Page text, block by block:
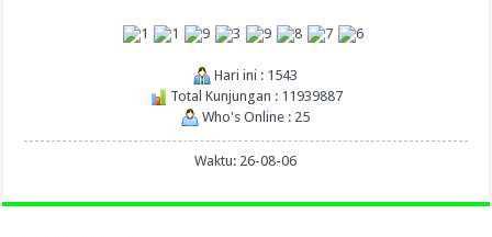
Hari ini : 1543
Total Kunjungan : 11939887
Who's Online : 25
Waktu: 26-08-06